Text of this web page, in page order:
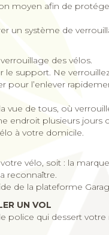
moyen afin de
un système de
des vélos.
le support. Ne
pour l’enlever
vue de tous, où
endroit plusieurs jours
à votre domicile.
vélo, soit : la
reconnaître.
de la plateforme
UN VOL
police qui dessert